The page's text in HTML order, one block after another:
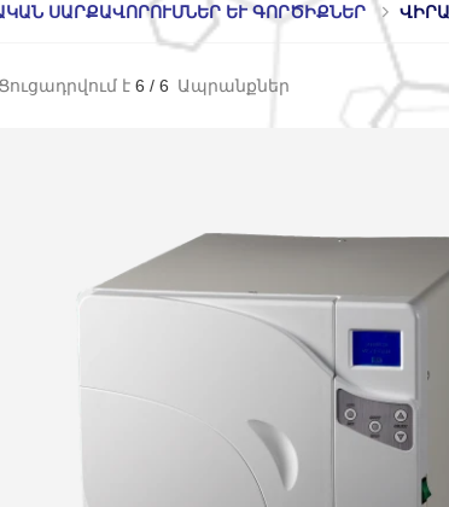
ՍԱՐՔԱՎՈՐՈՒՄՆԵՐ ԵՒ ԳՈՐԾԻՔՆԵՐ
Ցուցադրվում է 6 / 6 Ապրանքներ